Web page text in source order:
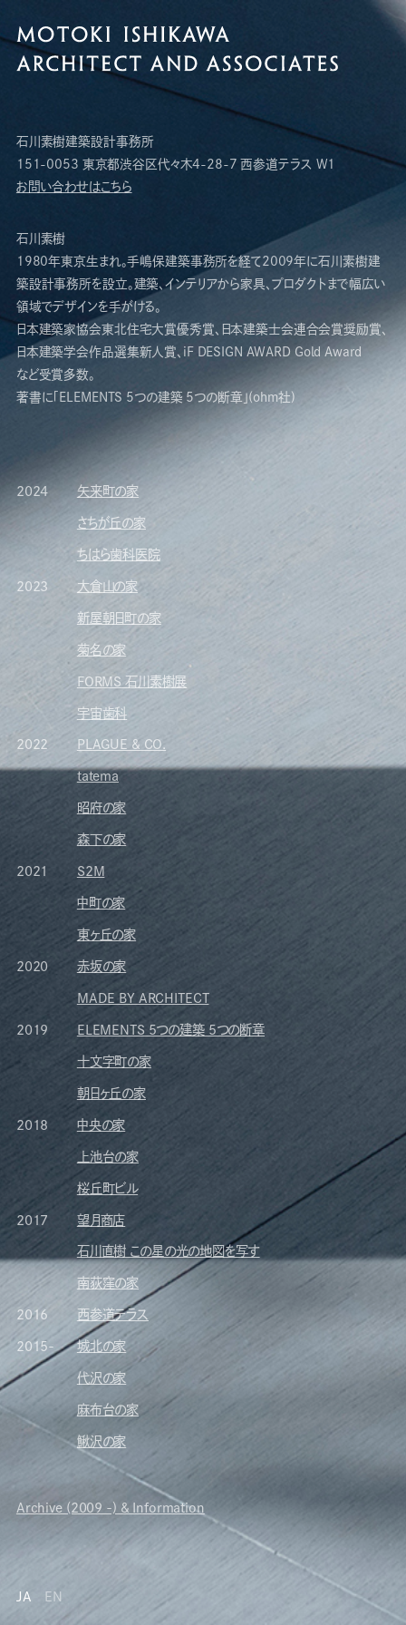
石川素樹建築設計事務所
151-0053 東京都渋谷区代々木4-28-7 西参道テラス W1
お問い合わせはこちら
石川素樹
1980年東京生まれ。手嶋保建築事務所を経て2009年に石川素樹建
築設計事務所を設立。 建築、インテリアから家具、プロダクトまで幅広い
領域でデザインを手がける。
日本建築家協会東北住宅大賞優秀賞、日本建築士会連合会賞奨励賞、
日本建築学会作品選集新人賞、iF DESIGN AWARD Gold Award
など受賞多数。
著書に「ELEMENTS 5つの建築 5つの断章」(ohm社)
2024 矢来町の家
さちが丘の家
ちはら歯科医院
2023 大倉山の家
新屋朝日町の家
菊名の家
FORMS 石川素樹展
宇宙歯科
2022 PLAGUE & CO.
tatema
昭府の家
森下の家
2021 S2M
中町の家
東ヶ丘の家
2020 赤坂の家
MADE BY ARCHITECT
2019 ELEMENTS 5つの建築 5つの断章
十文字町の家
朝日ヶ丘の家
2018 中央の家
上池台の家
桜丘町ビル
2017 望月商店
石川直樹 この星の光の地図を写す
南荻窪の家
2016 西参道テラス
2015- 城北の家
代沢の家
麻布台の家
鰍沢の家
Archive (2009 -) & Information
JA EN